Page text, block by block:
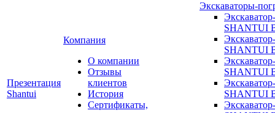
Презентация
Shantui
Компания
О компании
Отзывы
клиентов
История
Сертификаты,
Экскаваторы-
SHANTUI
SHANTUI
SHANTUI
SHANTUI